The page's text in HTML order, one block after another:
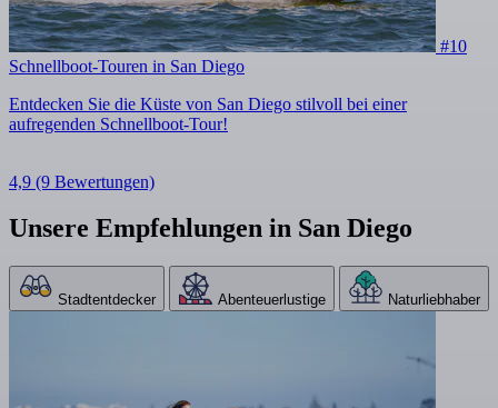
#10
Schnellboot-Touren in San Diego
Entdecken Sie die Küste von San Diego stilvoll bei einer
aufregenden Schnellboot-Tour!
4,9 (9 Bewertungen)
Unsere Empfehlungen in San Diego
Stadtentdecker Abenteuerlustige Naturliebhaber